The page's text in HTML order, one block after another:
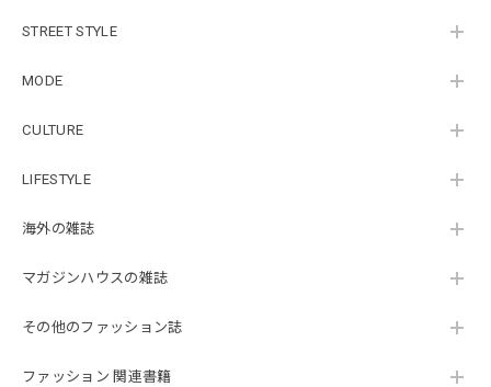
STREET STYLE
MODE
CULTURE
LIFESTYLE
海外の雑誌
マガジンハウスの雑誌
その他のファッション誌
ファッション 関連書籍